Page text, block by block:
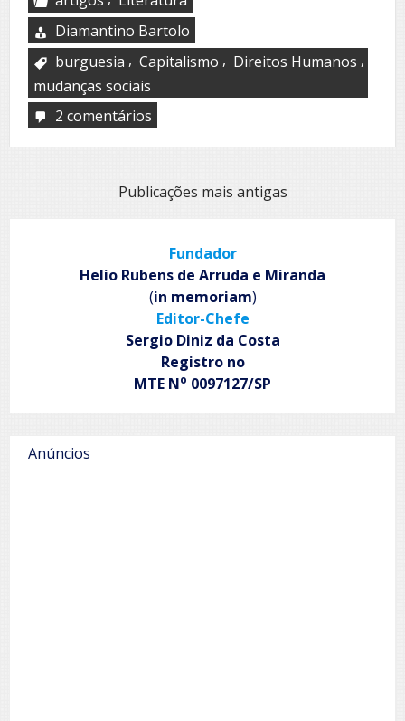
Diamantino Bartolo
burguesia , Capitalismo , Direitos Humanos ,
mudanças sociais
2 comentários
há
perfeitos
para
humanidade
NavegaçãoPublicações mais antigas
Fundador
Helio Rubens de Arruda e Miranda
(in memoriam)
Editor-Chefe
Sergio Diniz da Costa
Registro no
MTE No 0097127/SP
Anúncios